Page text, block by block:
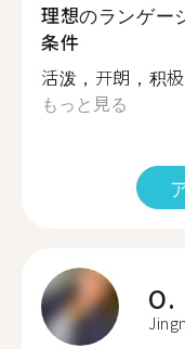
理想のランゲー
条件
活泼，开朗，积
もっと見る
O.